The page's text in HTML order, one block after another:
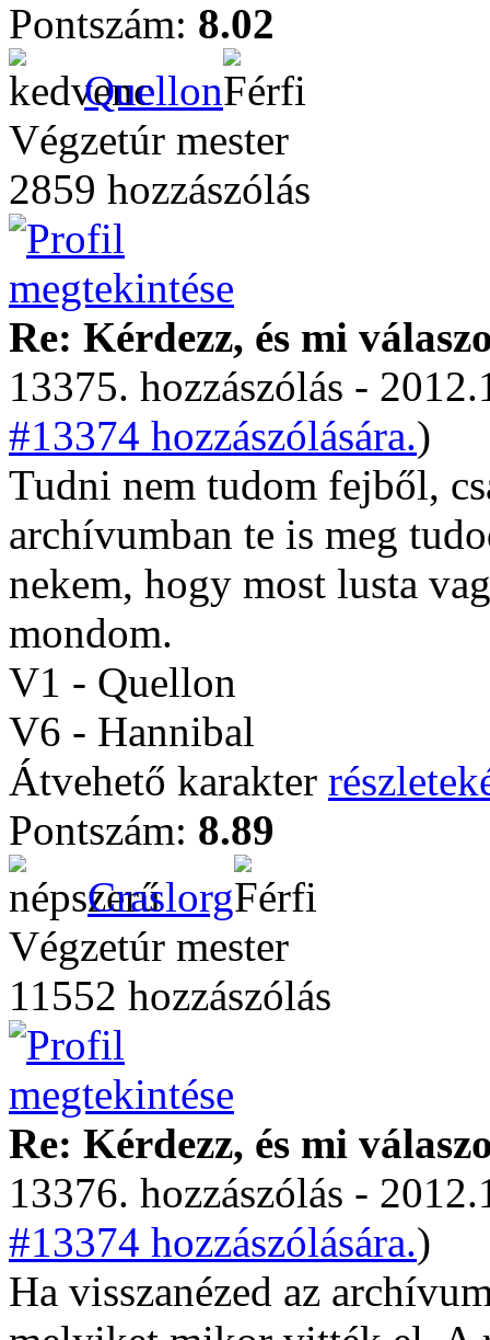
Pontszám: 8.02
Quellon
Végzetúr mester
2859 hozzászólás
Re: Kérdezz, és mi
13375. hozzászólás -
#13374 hozzászólására.)
Tudni nem tudom fejből,
archívumban te is meg
nekem, hogy most lusta
mondom.
V1 - Quellon
V6 - Hannibal
Átvehető karakter
Pontszám: 8.89
Craslorg
Végzetúr mester
11552 hozzászólás
Re: Kérdezz, és mi
13376. hozzászólás -
#13374 hozzászólására.)
Ha visszanézed az